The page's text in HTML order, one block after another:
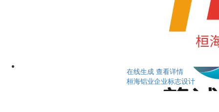
在线生成 查看详情
桓海铝业企业标志设计